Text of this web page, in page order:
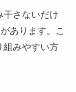
干さないだけ
あります。こ
組みやすい方